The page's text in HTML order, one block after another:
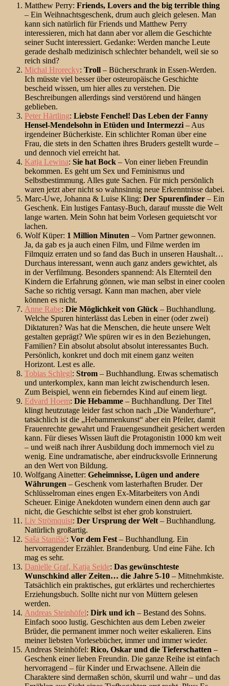
Matthew Perry: Friends, Lovers and the big terrible thing
– Ein Weihnachtsgeschenk, drum auch gleich gelesen. Man
kann sich natürlich für Friends und Matthew Perry
interessieren, mich hat dann aber vor allem die Geschichte
seiner Sucht interessiert. Gedanke: Werden manche Leute
gerade deshalb medizinisch schlechter behandelt, weil sie so
reich sind?
Michal Hrorecky: Troll – Bücherschrank in Essen-Werden.
Ich müsste viel besser über osteuropäische Geschichte
bescheid wissen, um hier alles zu verstehen. Die
Beschreibungen allerdings sind verstörend und hängen
geblieben.
Peter Härtling: Liebste Fenchel! Das Leben der Fanny
Hensel-Mendelsohn in Etüden und Intermezzi – Aus
irgendeiner Bücherkiste. Ein schlichter Roman über eine
Frau, die stets in den Schatten ihres Bruders gestellt wurde –
und dennoch viel erreicht hat.
Katja Lewina: Sie hat Bock – Von einer lieben Freundin
bekommen. Es geht um Sex und Feminismus und
Selbstbestimmung. Alles gute Sachen. Für mich persönlich
waren jetzt aber nicht so wahnsinnig neue Erkenntnisse dabei.
Marc-Uwe, Johanna & Luise Kling: Der Spurenfinder – Ein
Geschenk. Ein lustiges Fantasy-Buch, darauf musste die Welt
lange warten. Mein Sohn hat beim Vorlesen gequietscht vor
lachen.
Wolf Küper: 1 Million Minuten – Vom Partner gewonnen.
Ja, da gab es ja auch einen Film, und Filme werden im
Filmquiz erraten und so fand das Buch in unseren Haushalt…
Durchaus interessant, wenn auch ganz anders gewichtet, als
in der Verfilmung. Besonders spannend: Als Elternteil den
Kindern die Erfahrung gönnen, wie man selbst in einer coolen
Sache so richtig versagt. Kann man machen, aber viele
können es nicht.
Anne Rabe: Die Möglichkeit von Glück – Buchhandlung.
Welche Spuren hinterlässt das Leben in einer (oder zwei)
Diktaturen? Was hat die Menschen, die heute unsere Welt
gestalten geprägt? Wie spüren wir es in den Beziehungen,
Familien? Ein absolut absolut absolut interessantes Buch.
Persönlich, konkret und doch mit einem ganz weiten
Horizont. Lest es alle.
Tobias Schlegl: Strom – Buchhandlung. Etwas schematisch
und unterkomplex, kann man leicht zwischendurch lesen.
Zum Beispiel, wenn ein fieberndes Kind auf einem liegt.
Edvard Hoem: Die Hebamme – Buchhandlung. Der Titel
klingt heutzutage leider fast schon nach „Die Wanderhure“,
tatsächlich ist die „Hebammenkunst“ aber ein Pfeiler, damit
Frauenrechte gewahrt und Frauengesundheit gesichert werden
kann. Für dieses Wissen läuft die Protagonistin 1000 km weit
– und weiß nach ihrer Ausbildung doch immernoch viel zu
wenig. Eine undramatische, aber eindrucksvolle Erinnerung
an den Wert von Bildung.
Wolfgang Ainetter: Geheimnisse, Lügen und andere
Währungen – Geschenk vom lasterhaften Bruder. Der
Schlüsselroman eines engen Ex-Mitarbeiters von Andi
Scheuer. Einige Anekdoten wundern einen denn auch gar
nicht, die Geschichte selbst ist eher grob konstruiert.
Liv Strömquist: Der Ursprung der Welt – Buchhandlung.
Natürlich großartig.
Saša Stanišić: Vor dem Fest – Buchhandlung. Ein
hervorragender Erzähler. Brandenburg. Und eine Fähe. Ich
mag es sehr.
Danielle Graf, Katja Seide: Das gewünschteste
Wunschkind aller Zeiten… die Jahre 5-10 – Mitnehmkiste.
Tatsächlich ein praktisches, gut erklärtes und recherchiertes
Erziehungsbuch. Sollte nicht nur von Müttern gelesen
werden.
Andreas Steinhöfel: Dirk und ich – Bestand des Sohns.
Einfach sooo lustig. Geschichten aus dem Leben zweier
Brüder, die permanent immer noch weiter eskalieren. Eins
meiner liebsten Vorlesebücher, immer und immer wieder.
Andreas Steinhöfel: Rico, Oskar und die Tieferschatten –
Geschenk einer lieben Freundin. Die ganze Reihe ist einfach
hervorragend – für Kinder und Erwachsene. Allein die
Charaktere sind dermaßen schön, skurril und wahr – und das